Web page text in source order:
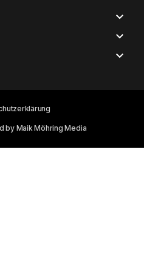
by Maik Möhring Media